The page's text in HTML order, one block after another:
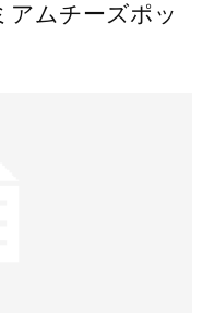
ムチーズポッ